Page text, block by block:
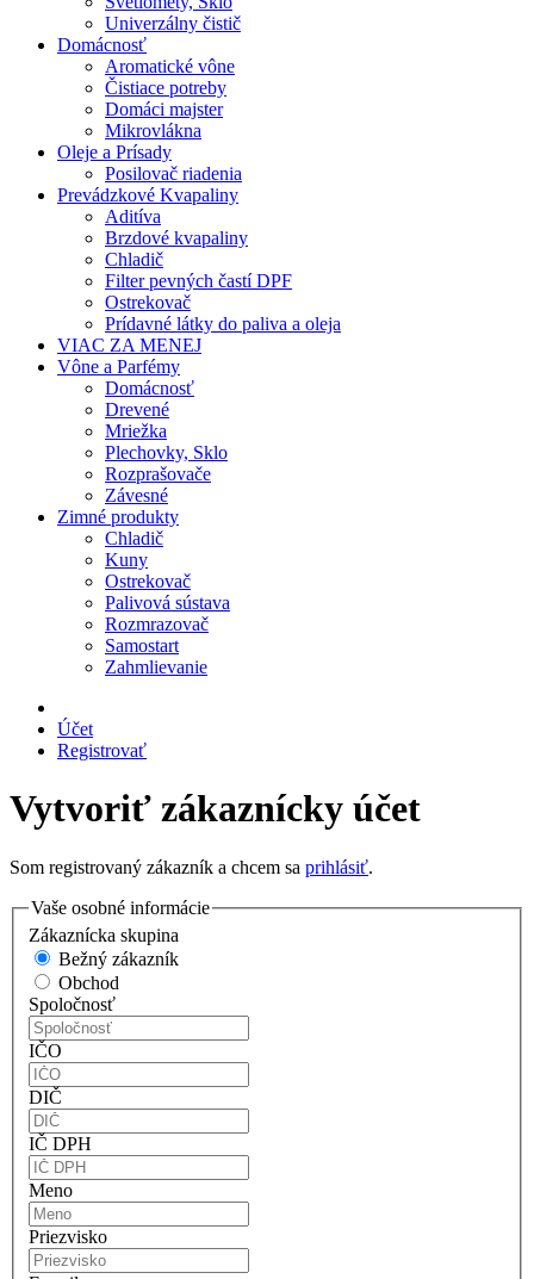
Univerzálny čistič
Domácnosť
Aromatické vône
Čistiace potreby
Domáci majster
Mikrovlákna
Oleje a Prísady
Posilovač riadenia
Prevádzkové Kvapaliny
Aditíva
Brzdové kvapaliny
Chladič
Filter pevných častí DPF
Ostrekovač
Prídavné látky do paliva a oleja
VIAC ZA MENEJ
Vône a Parfémy
Domácnosť
Drevené
Mriežka
Plechovky, Sklo
Rozprašovače
Závesné
Zimné produkty
Chladič
Kuny
Ostrekovač
Palivová sústava
Rozmrazovač
Samostart
Zahmlievanie
Účet
Registrovať
Vytvoriť zákaznícky účet
Som registrovaný zákazník a chcem sa prihlásiť.
Vaše osobné informácie
Zákaznícka skupina
Bežný zákazník
Obchod
Spoločnosť
IČO
DIČ
IČ DPH
Meno
Priezvisko